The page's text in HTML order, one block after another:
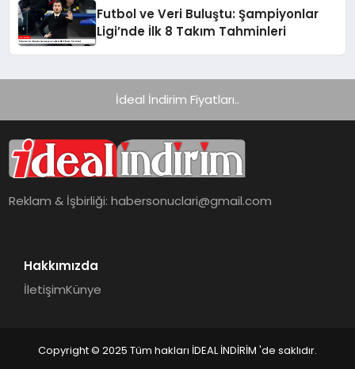
Futbol ve Veri Buluştu: Şampiyonlar
Ligi’nde İlk 8 Takım Tahminleri
İdeal İndirim Fiyatları..
Reklam & İşbirliği:habersonuclari@gmail.com
Hakkımızda
İletişimKünye
Copyright © 2025 Tüm hakları İDEAL İNDİRİM 'de saklıdır.